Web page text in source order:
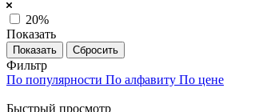
20%
Показать
Сбросить
Фильтр
По популярности По алфавиту По цене
Быстрый просмотр